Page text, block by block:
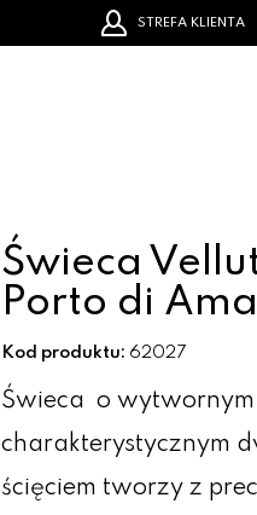
STREFA KLIENTA
Świeca
Porto di
Kod produktu: 62027
Świeca o wytwornym
charakterystycznym
ścięciem tworzy z